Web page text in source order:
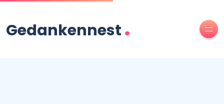
Gedankennest.